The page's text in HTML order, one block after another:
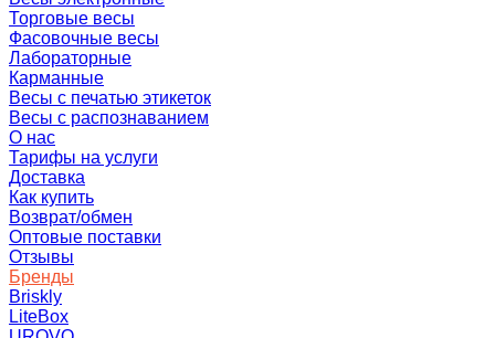
Торговые весы
Фасовочные весы
Лабораторные
Карманные
Весы с печатью этикеток
Весы с распознаванием
О нас
Тарифы на услуги
Доставка
Как купить
Возврат/обмен
Оптовые поставки
Отзывы
Бренды
Briskly
LiteBox